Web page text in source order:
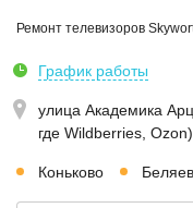
Ремонт телевизоров
График работы
улица Академика
где Wildberries, Ozon)
Коньково